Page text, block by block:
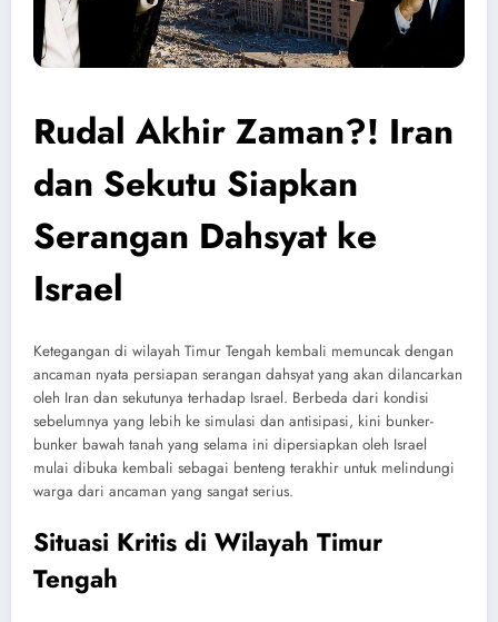
Rudal Akhir Zaman?! Iran
dan Sekutu Siapkan
Serangan Dahsyat ke
Israel
Ketegangan di wilayah Timur Tengah kembali memuncak dengan
ancaman nyata persiapan serangan dahsyat yang akan dilancarkan
oleh Iran dan sekutunya terhadap Israel. Berbeda dari kondisi
sebelumnya yang lebih ke simulasi dan antisipasi, kini bunker-
bunker bawah tanah yang selama ini dipersiapkan oleh Israel
mulai dibuka kembali sebagai benteng terakhir untuk melindungi
warga dari ancaman yang sangat serius.
Situasi Kritis di Wilayah Timur
Tengah